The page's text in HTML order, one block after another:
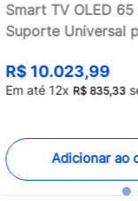
Smart TV OLED
Suporte Universal
R$ 10.023,99
Em até 12x R$ 835,33
Adicionar ao